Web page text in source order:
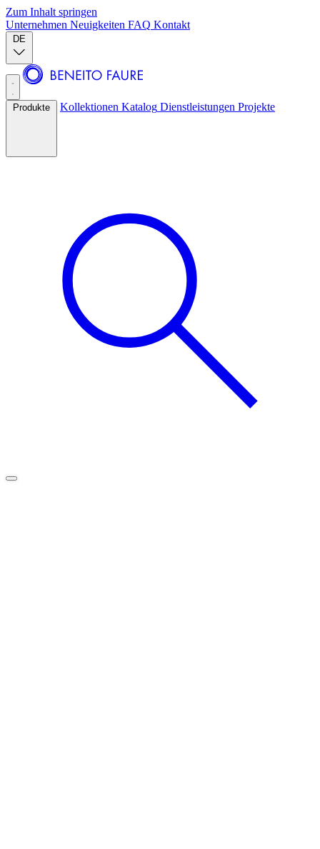
Zum Inhalt springen
Unternehmen Neuigkeiten FAQ Kontakt
DE
Produkte Kollektionen Katalog Dienstleistungen Projekte